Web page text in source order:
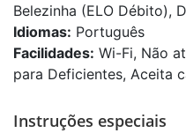
Belezinha (ELO Débito),
Idiomas: Português
Facilidades: Wi-Fi, Não
para Deficientes, Aceita
Instruções especiais